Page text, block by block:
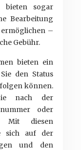
bieten sogar
Bearbeitung
–
Gebühr.
bieten ein
den Status
können.
nach der
oder
Mit diesen
sich auf der
und den